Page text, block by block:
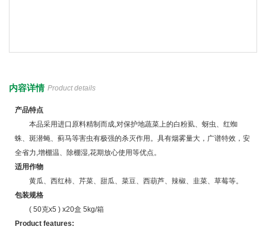
内容详情 Product details
产品特点
本品采用进口原料精制而成,对保护地蔬菜上的白粉虱、蚜虫、红蜘
蛛、斑潜蝇、蓟马等害虫有极强的杀灭作用。具有烟雾量大，广谱特效，安
全省力,增棚温、除棚湿,花期放心使用等优点。
适用作物
黄瓜、西红柿、芹菜、甜瓜、菜豆、西葫芦、辣椒、韭菜、草莓等。
包装规格
( 50克x5 ) x20盒 5kg/箱
Product features: